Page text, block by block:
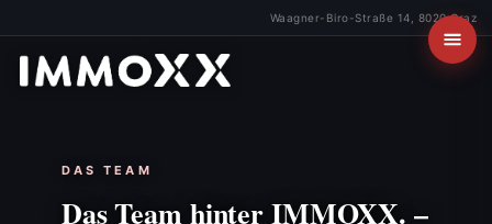
Waagner-Biro-Straße 14, 8020 Graz
DAS TEAM
Das Team hinter IMMOXX. –